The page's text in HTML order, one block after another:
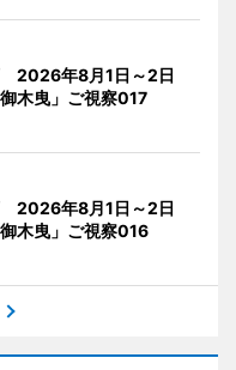
2026年8月1日～2日
木曳」ご視察017
2026年8月1日～2日
木曳」ご視察016